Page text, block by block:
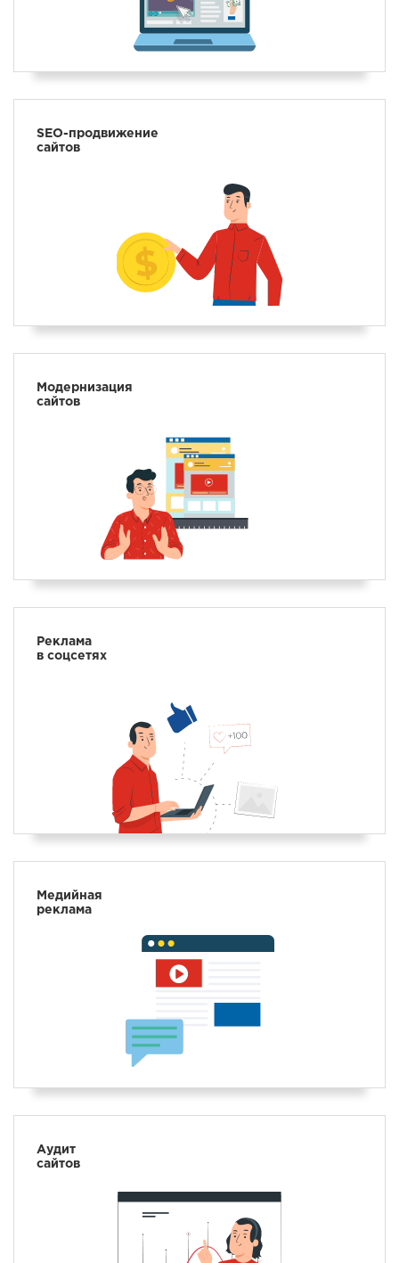
SEO-продвижение
сайтов
Модернизация
сайтов
Реклама
в соцсетях
Медийная
реклама
Аудит
сайтов